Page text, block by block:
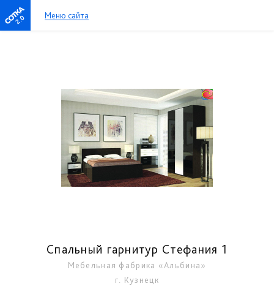
2.0 Меню сайта
Спальный гарнитур Стефания 1
Мебельная фабрика «Альбина»
г. Кузнецк